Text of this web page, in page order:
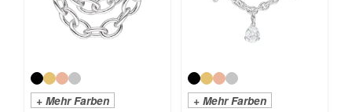
+ Mehr Farben + Mehr Farben